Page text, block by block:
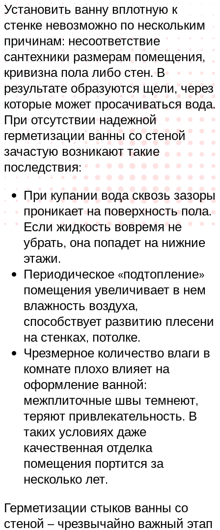
Установить ванну вплотную к
стенке невозможно по нескольким
причинам: несоответствие
сантехники размерам помещения,
кривизна пола либо стен. В
результате образуются щели, через
которые может просачиваться вода.
При отсутствии надежной
герметизации ванны со стеной
зачастую возникают такие
последствия:
При купании вода сквозь зазоры
проникает на поверхность пола.
Если жидкость вовремя не
убрать, она попадет на нижние
этажи.
Периодическое «подтопление»
помещения увеличивает в нем
влажность воздуха,
способствует развитию плесени
на стенках, потолке.
Чрезмерное количество влаги в
комнате плохо влияет на
оформление ванной:
межплиточные швы темнеют,
теряют привлекательность. В
таких условиях даже
качественная отделка
помещения портится за
несколько лет.
Герметизации стыков ванны со
стеной – чрезвычайно важный этап